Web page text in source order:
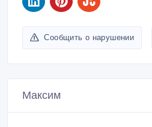
Сообщить о нарушении
Максим